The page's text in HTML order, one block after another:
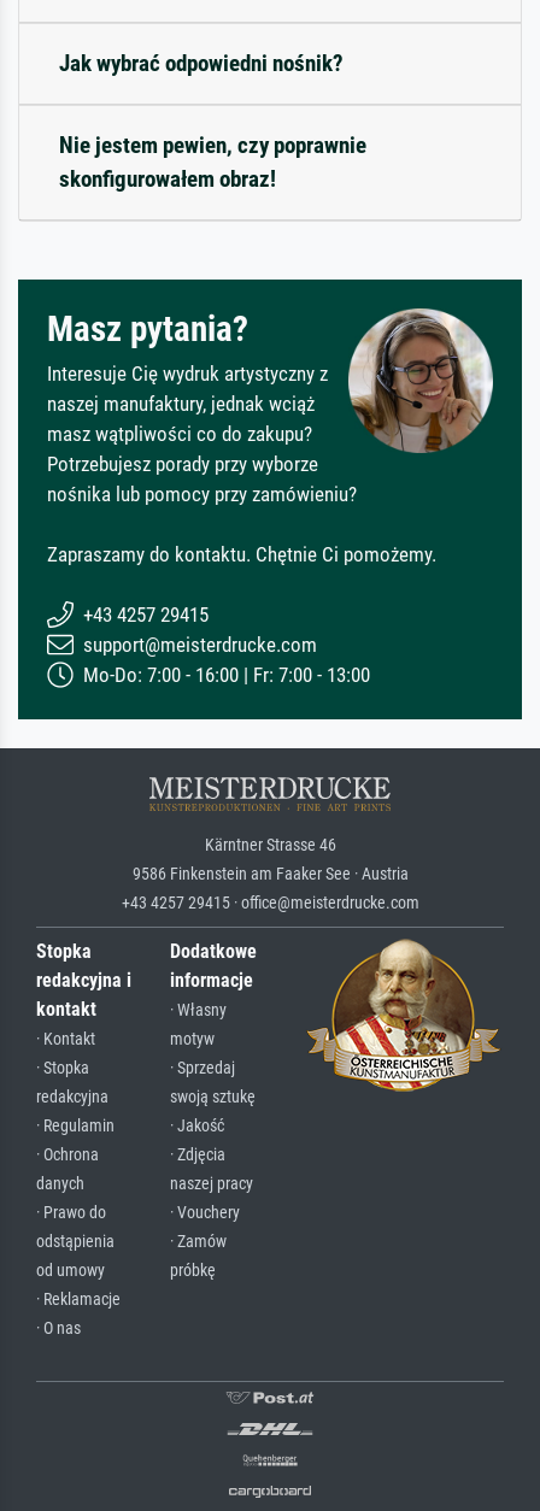
Jak wybrać odpowiedni nośnik?
Nie jestem pewien, czy poprawnie
skonfigurowałem obraz!
Masz pytania?
Interesuje Cię wydruk artystyczny z
naszej manufaktury, jednak wciąż
masz wątpliwości co do zakupu?
Potrzebujesz porady przy wyborze
nośnika lub pomocy przy zamówieniu?
Zapraszamy do kontaktu. Chętnie Ci pomożemy.
+43 4257 29415
support@meisterdrucke.com
Mo-Do: 7:00 - 16:00 | Fr: 7:00 - 13:00
Kärntner Strasse 46
9586 Finkenstein am Faaker See · Austria
+43 4257 29415 · office@meisterdrucke.com
Stopka
redakcyjna i
kontakt
· Kontakt
· Stopka
redakcyjna
· Regulamin
· Ochrona
danych
· Prawo do
odstąpienia
od umowy
· Reklamacje
· O nas
Dodatkowe
informacje
· Własny
motyw
· Sprzedaj
swoją sztukę
· Jakość
· Zdjęcia
naszej pracy
· Vouchery
· Zamów
próbkę